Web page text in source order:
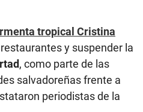
tropical Cristina
y suspender la
, como parte de las
salvadoreñas frente a
periodistas de la